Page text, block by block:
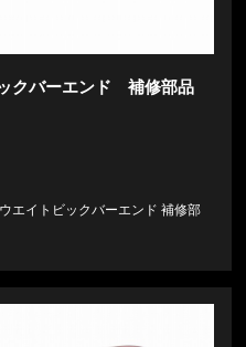
クバーエンド 補修部品
エイトビックバーエンド 補修部